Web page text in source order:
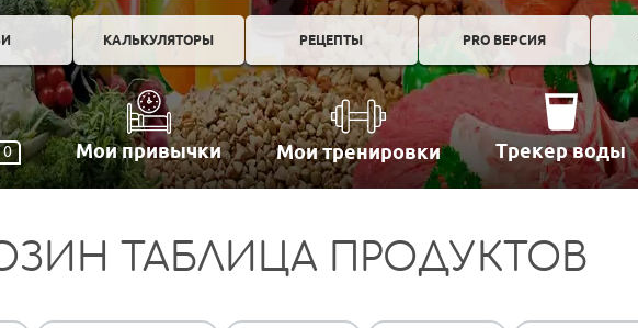
КАЛЬКУЛЯТОРЫ РЕЦЕПТЫ PRO ВЕРСИЯ
0 Мои привычки Мои тренировки Трекер воды
ТАБЛИЦА ПРОДУКТОВ